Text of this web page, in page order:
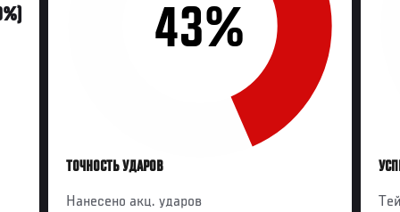
43%
ТОЧНОСТЬ УДАРОВ
Нанесено акц. ударов